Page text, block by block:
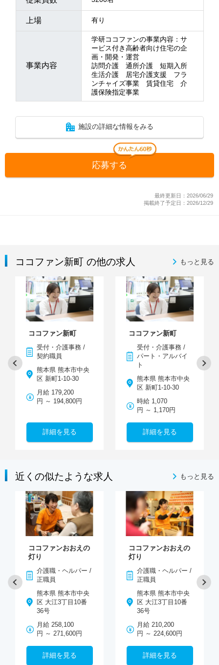
上場 有り
事業内容
学研ココファンの事業内容：サ
ービス付き高齢者向け住宅の企
画・開発・運営
訪問介護 通所介護 短期入所
生活介護 居宅介護支援 フラ
ンチャイズ事業 賃貸住宅 介
護保険指定事業
施設の詳細な情報をみる
応募する
最終更新日：2026/06/29
掲載終了予定日：2026/12/29
ココファン新町 の他の求人 もっと見る
ココファン新町
受付・介護事務 /
契約職員
熊本県 熊本市中央
区 新町1-10-30
月給 179,200
円 ～ 194,800円
詳細を見る
ココファン新町
受付・介護事務 /
パート・アルバイ
ト
熊本県 熊本市中央
区 新町1-10-30
時給 1,070
円 ～ 1,170円
詳細を見る
近くの似たような求人 もっと見る
ココファンおおえの
灯り
介護職・ヘルパー /
正職員
熊本県 熊本市中央
区 大江3丁目10番
36号
月給 258,100
円 ～ 271,600円
詳細を見る
ココファンおおえの
灯り
介護職・ヘルパー /
正職員
熊本県 熊本市中央
区 大江3丁目10番
36号
月給 210,200
円 ～ 224,600円
詳細を見る